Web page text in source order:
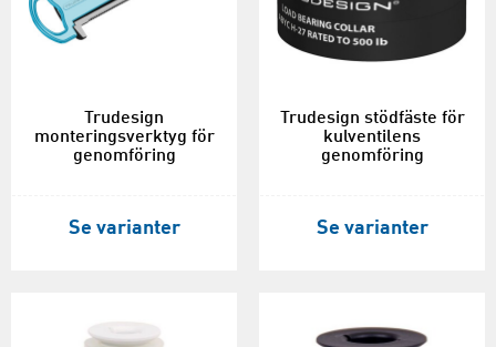
Trudesign
monteringsverktyg för
genomföring
Se varianter
Trudesign stödfäste för
kulventilens
genomföring
Se varianter